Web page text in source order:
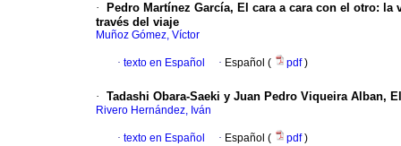
·
Pedro Martínez García, El cara a cara con el otro:
través del viaje
Muñoz Gómez, Víctor
· texto en Español · Español ( pdf)
· Tadashi Obara-Saeki y Juan Pedro Viqueira Alban,
Rivero Hernández, Iván
· texto en Español · Español ( pdf)